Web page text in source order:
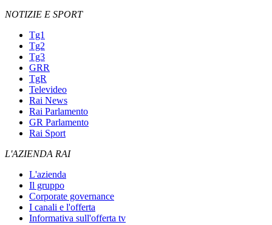
NOTIZIE E SPORT
Tg1
Tg2
Tg3
GRR
TgR
Televideo
Rai News
Rai Parlamento
GR Parlamento
Rai Sport
L'AZIENDA RAI
L'azienda
Il gruppo
Corporate governance
I canali e l'offerta
Informativa sull'offerta tv